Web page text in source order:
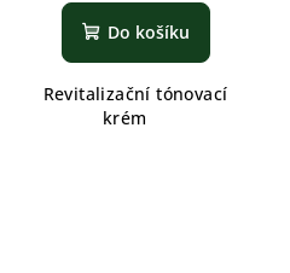
Do košíku
Revitalizační tónovací
krém